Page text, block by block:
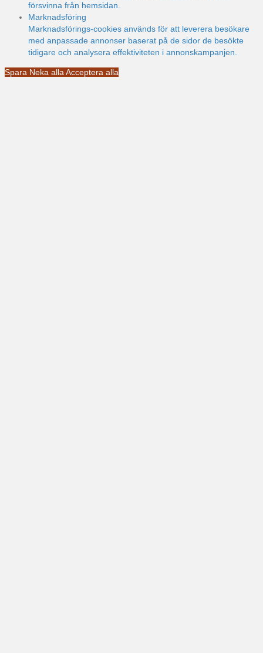
försvinna från hemsidan.
Marknadsföring
Marknadsförings-cookies används för att leverera besökare
med anpassade annonser baserat på de sidor de besökte
tidigare och analysera effektiviteten i annonskampanjen.
Spara Neka alla Acceptera alla